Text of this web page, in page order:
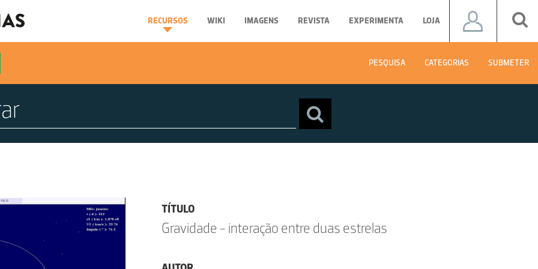
RECURSOS WIKI IMAGENS REVISTA EXPERIMENTA LOJA
PESQUISA CATEGORIAS SUBMETER
TÍTULO
Gravidade - interação entre duas estrelas